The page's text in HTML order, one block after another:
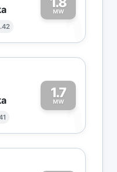
MW1
1.7
MW1